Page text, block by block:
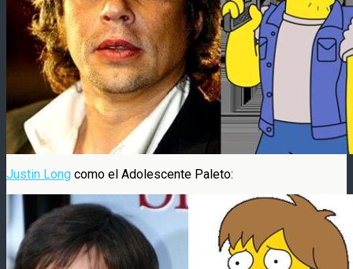
Justin Long como el Adolescente Paleto: